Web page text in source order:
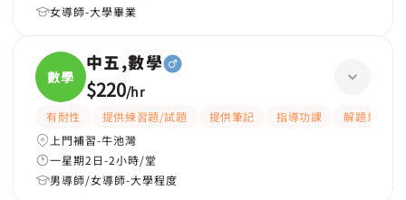
女導師-大學畢業
數學
中五,數學
$220/hr
有耐性 提供練習題/試題 提供筆記 指導功課
解題思路
上門補習-牛池灣
一星期2日-2小時/堂
男導師/女導師-大學程度